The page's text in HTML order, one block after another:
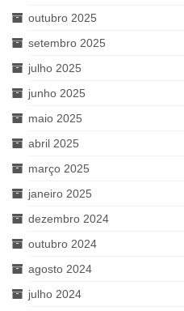
outubro 2025
setembro 2025
julho 2025
junho 2025
maio 2025
abril 2025
março 2025
janeiro 2025
dezembro 2024
outubro 2024
agosto 2024
julho 2024